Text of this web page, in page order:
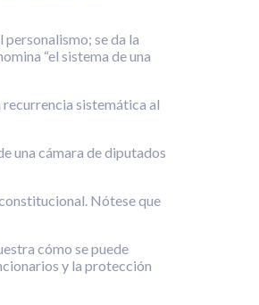
se da la
“el sistema de una
sistemática al
una cámara de diputados
Nótese que
cómo se puede
y la protección